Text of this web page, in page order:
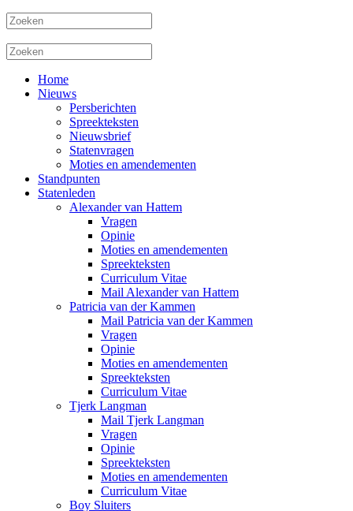
Home
Nieuws
Persberichten
Spreekteksten
Nieuwsbrief
Statenvragen
Moties en amendementen
Standpunten
Statenleden
Alexander van Hattem
Vragen
Opinie
Moties en amendementen
Spreekteksten
Curriculum Vitae
Mail Alexander van Hattem
Patricia van der Kammen
Mail Patricia van der Kammen
Vragen
Opinie
Moties en amendementen
Spreekteksten
Curriculum Vitae
Tjerk Langman
Mail Tjerk Langman
Vragen
Opinie
Spreekteksten
Moties en amendementen
Curriculum Vitae
Boy Sluiters